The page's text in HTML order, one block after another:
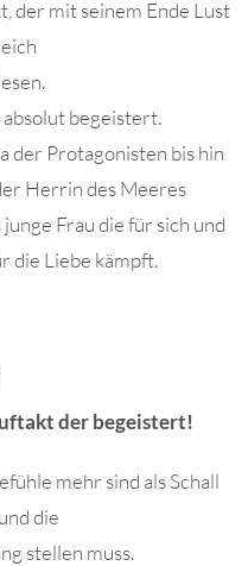
der mit seinem Ende Lust
absolut begeistert.
der Protagonisten bis hin
Herrin des Meeres
Frau die für sich und
die Liebe kämpft.
der begeistert!
mehr sind als Schall
die
stellen muss.